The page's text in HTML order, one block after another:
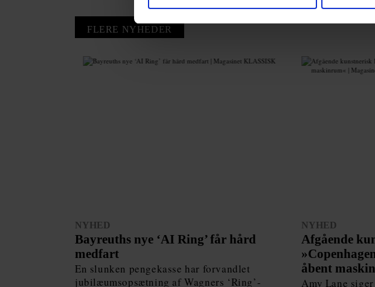
FLERE NYHEDER
NYHED
Bayreuths nye ‘AI Ring’ får hård
medfart
En slunken pengekasse har forvandlet
jubilæumsopsætning af Wagners ‘Ring’-
NYHED
Afgående
åbent
Amy Lane